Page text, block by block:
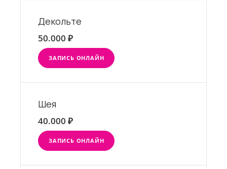
Декольте
50.000 ₽
ЗАПИСЬ ОНЛАЙН
Шея
40.000 ₽
ЗАПИСЬ ОНЛАЙН